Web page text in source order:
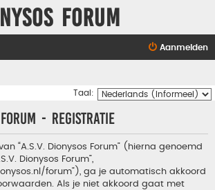
Forum
Aanmelden
Taal:
Forum - Registratie
“A.S.V. Dionysos Forum” (hierna genoemd
Dionysos Forum”,
forum”), ga je automatisch akkoord
Als je niet akkoord gaat met